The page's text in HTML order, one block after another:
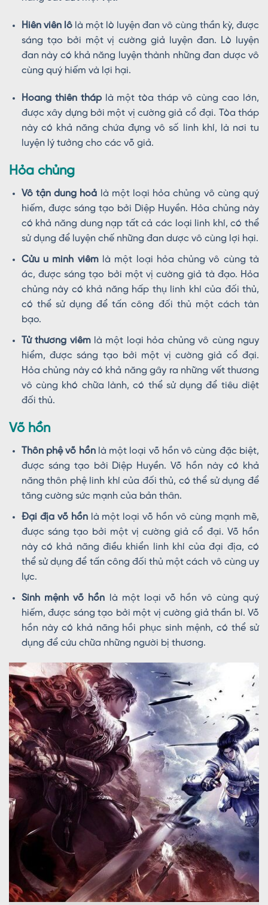
Hiên viên lôlà một lò luyện đan vô cùng thần kỳ, được
sáng tạo bởi một vị cường giả luyện đan. Lò luyện
đan này có khả năng luyện thành những đan dược vô
cùng quý hiếm và lợi hại.
Hoang thiên tháplà một tòa tháp vô cùng cao lớn,
được xây dựng bởi một vị cường giả cổ đại. Tòa tháp
này có khả năng chứa đựng vô số linh khí, là nơi tu
luyện lý tưởng cho các võ giả.
Hỏa chủng
Vô tận dung hoả là một loại hỏa chủng vô cùng quý
hiếm, được sáng tạo bởi Diệp Huyền. Hỏa chủng này
có khả năng dung nạp tất cả các loại linh khí, có thể
sử dụng để luyện chế những đan dược vô cùng lợi hại.
Cửu u minh viêmlà một loại hỏa chủng vô cùng tà
ác, được sáng tạo bởi một vị cường giả tà đạo. Hỏa
chủng này có khả năng hấp thụ linh khí của đối thủ,
có thể sử dụng để tấn công đối thủ một cách tàn
bạo.
Tử thương viêmlà một loại hỏa chủng vô cùng nguy
hiểm, được sáng tạo bởi một vị cường giả cổ đại.
Hỏa chủng này có khả năng gây ra những vết thương
vô cùng khó chữa lành, có thể sử dụng để tiêu diệt
đối thủ.
Võ hồn
Thôn phệ võ hồnlà một loại võ hồn vô cùng đặc biệt,
được sáng tạo bởi Diệp Huyền. Võ hồn này có khả
năng thôn phệ linh khí của đối thủ, có thể sử dụng để
tăng cường sức mạnh của bản thân.
Đại địa võ hồnlà một loại võ hồn vô cùng mạnh mẽ,
được sáng tạo bởi một vị cường giả cổ đại. Võ hồn
này có khả năng điều khiển linh khí của đại địa, có
thể sử dụng để tấn công đối thủ một cách vô cùng uy
lực.
Sinh mệnh võ hồn là một loại võ hồn vô cùng quý
hiếm, được sáng tạo bởi một vị cường giả thần bí. Võ
hồn này có khả năng hồi phục sinh mệnh, có thể sử
dụng để cứu chữa những người bị thương.